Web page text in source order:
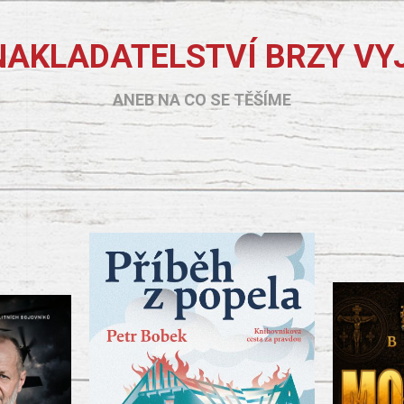
BRZY
ANEB NA CO SE TĚŠÍME